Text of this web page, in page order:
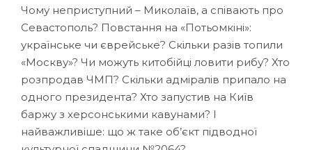
Чому неприступний – Миколаїв, а співають про
Севастополь? Повстання на «Потьомкіні»:
українське чи єврейське? Скільки разів топили
«Москву»? Чи можуть китобійці ловити рибу? Хто
розпродав ЧМП? Скільки адміралів припало на
одного президента? Хто запустив на Київ
баржу з херсонськими кавунами? І
найважливіше: що ж таке об’єкт підводної